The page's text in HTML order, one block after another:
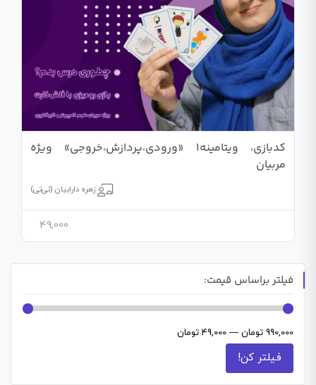
کدبازی، ویتامینه1 «ورودی،پردازش،خروجی» ویژه
مربیان
زهره دارابیان (تی‌تی)
49,000
فیلتر براساس قیمت:
990,000 تومان — 49,000 تومان
فیلتر کن!